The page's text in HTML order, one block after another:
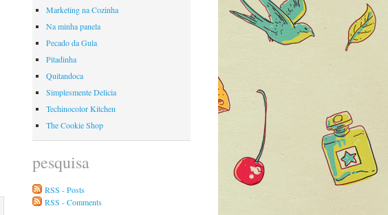
Marketing na Cozinha
Na minha panela
Pecado da Gula
Pitadinha
Quitandoca
Simplesmente Delicia
Techinocolor Kitchen
The Cookie Shop
pesquisa
RSS - Posts
RSS - Comments